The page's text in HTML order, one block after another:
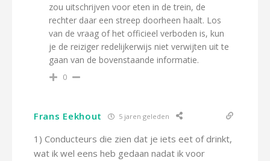
zou uitschrijven voor eten in de trein, de
rechter daar een streep doorheen haalt. Los
van de vraag of het officieel verboden is, kun
je de reiziger redelijkerwijs niet verwijten uit te
gaan van de bovenstaande informatie.
0
Frans Eekhout 5 jaren geleden
1) Conducteurs die zien dat je iets eet of drinkt,
wat ik wel eens heb gedaan nadat ik voor